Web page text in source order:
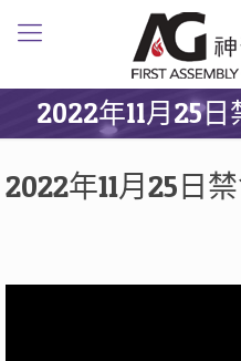
2022年11月25
2022年11月25日